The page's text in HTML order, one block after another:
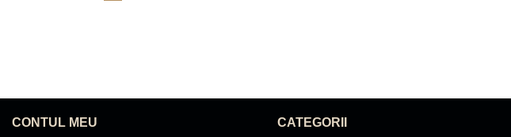
CONTUL MEU CATEGORII